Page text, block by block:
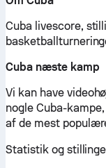
Cuba livescore,
Cuba næste kamp
Vi kan have
nogle Cuba-
af de mest
Statistik og